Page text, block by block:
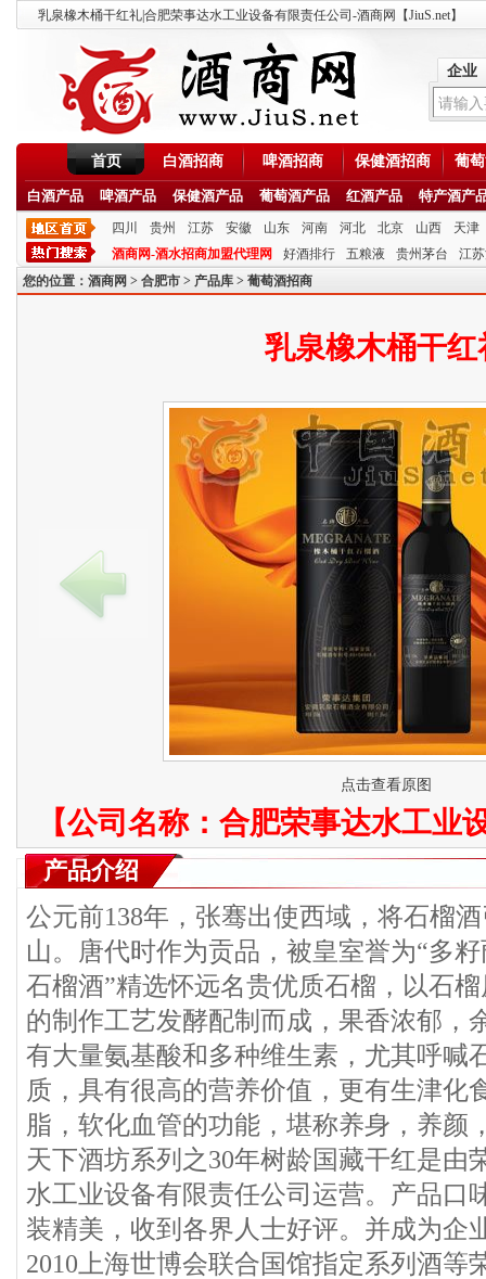
乳泉橡木桶干红礼|合肥荣事达水工业设备有限责任公司-酒商网【JiuS.net】
企业
首页 白酒招商 啤酒招商 保健酒招商 葡
白酒产品 啤酒产品 保健酒产品 葡萄酒产品 红酒产品 特产酒产
四川 贵州 江苏 安徽 山东 河南 河北 北京 山西
天津
酒商网-酒水招商加盟代理网
好酒排行 五粮液 贵州茅台
江
您的位置： 酒商网 > 合肥市 > 产品库 > 葡萄酒招商
乳泉橡木桶干红
点击查看原图
【公司名称： 合肥荣事达水工业
产品介绍
公元前138年，张骞出使西域，将石榴
山。唐代时作为贡品，被皇室誉为“多
石榴酒”精选怀远名贵优质石榴，以石
的制作工艺发酵配制而成，果香浓郁，
有大量氨基酸和多种维生素，尤其呼喊
质，具有很高的营养价值，更有生津化
脂，软化血管的功能，堪称养身，养颜
天下酒坊系列之30年树龄国藏干红是由
水工业设备有限责任公司运营。产品口
装精美，收到各界人士好评。并成为企
2010上海世博会联合国馆指定系列酒等